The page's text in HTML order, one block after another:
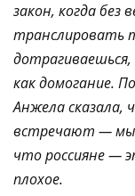
закон, когда без
транслировать
как домогание.
Анжела сказала,
встречают — мы
что россияне —
плохое.